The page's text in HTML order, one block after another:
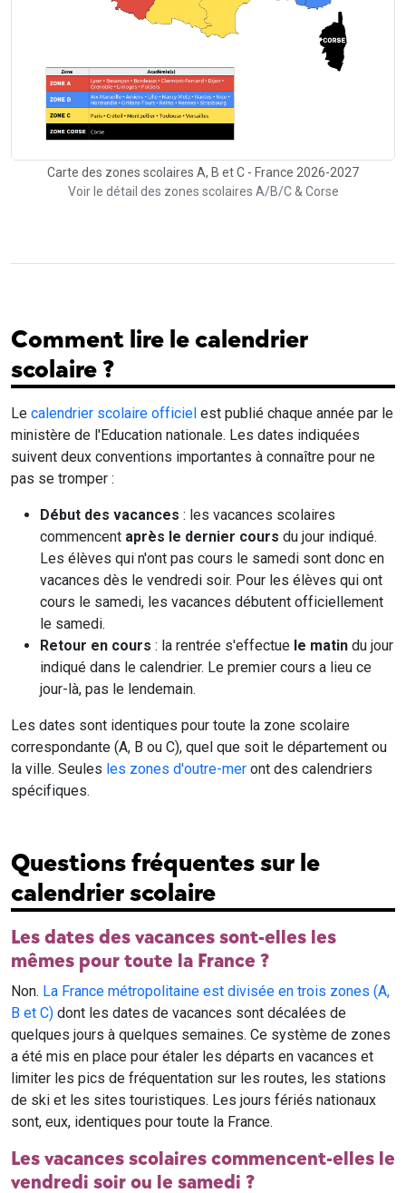
Carte des zones scolaires A, B et C - France 2026-2027
Voir le détail des zones scolaires A/B/C & Corse
Comment lire le calendrier
scolaire ?
Le calendrier scolaire officiel est publié chaque année par le
ministère de l'Education nationale. Les dates indiquées
suivent deux conventions importantes à connaître pour ne
pas se tromper :
Début des vacances : les vacances scolaires
commencent après le dernier cours du jour indiqué.
Les élèves qui n'ont pas cours le samedi sont donc en
vacances dès le vendredi soir. Pour les élèves qui ont
cours le samedi, les vacances débutent officiellement
le samedi.
Retour en cours : la rentrée s'effectue le matin du jour
indiqué dans le calendrier. Le premier cours a lieu ce
jour-là, pas le lendemain.
Les dates sont identiques pour toute la zone scolaire
correspondante (A, B ou C), quel que soit le département ou
la ville. Seules les zones d'outre-mer ont des calendriers
spécifiques.
Questions fréquentes sur le
calendrier scolaire
Les dates des vacances sont-elles les
mêmes pour toute la France ?
Non. La France métropolitaine est divisée en trois zones (A,
B et C) dont les dates de vacances sont décalées de
quelques jours à quelques semaines. Ce système de zones
a été mis en place pour étaler les départs en vacances et
limiter les pics de fréquentation sur les routes, les stations
de ski et les sites touristiques. Les jours fériés nationaux
sont, eux, identiques pour toute la France.
Les vacances scolaires commencent-elles le
vendredi soir ou le samedi ?